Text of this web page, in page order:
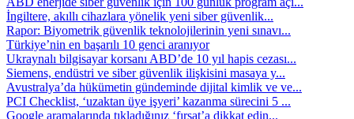
İngiltere, akıllı cihazlara yönelik yeni siber güvenlik...
Rapor: Biyometrik güvenlik teknolojilerinin yeni sınavı...
Türkiye’nin en başarılı 10 genci aranıyor
Ukraynalı bilgisayar korsanı ABD’de 10 yıl hapis cezası...
Siemens, endüstri ve siber güvenlik ilişkisini masaya y...
Avustralya’da hükümetin gündeminde dijital kimlik ve ve...
PCI Checklist, ‘uzaktan üye işyeri’ kazanma sürecini 5 ...
Google aramalarında tıkladığınız ‘fırsat’a dikkat edin...